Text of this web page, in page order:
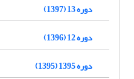
دوره 13 (1397)
دوره 12 (1396)
دوره 1395 (1395)